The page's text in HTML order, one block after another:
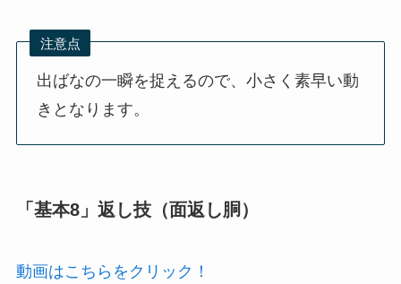
注意点
出ばなの一瞬を捉えるので、小さく素早い動
きとなります。
「基本8」返し技（面返し胴）
動画はこちらをクリック！